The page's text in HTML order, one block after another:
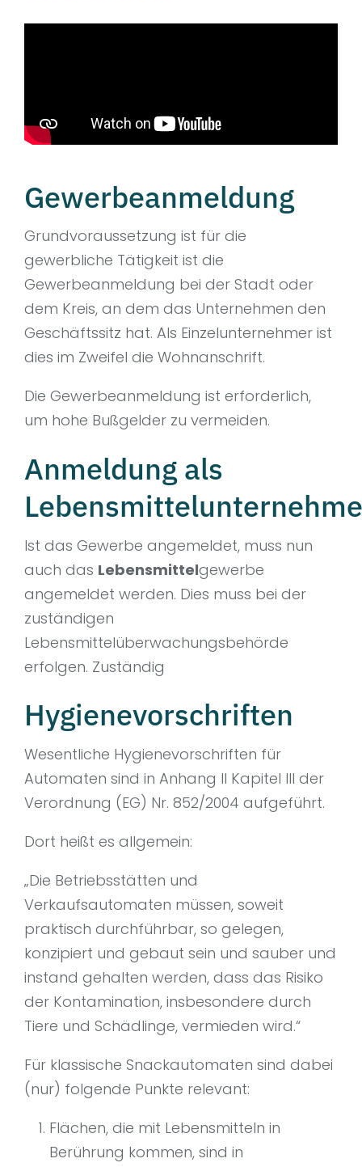
Gewerbeanmeldung
Grundvoraussetzung ist für die
gewerbliche Tätigkeit ist die
Gewerbeanmeldung bei der Stadt oder
dem Kreis, an dem das Unternehmen den
Geschäftssitz hat. Als Einzelunternehmer ist
dies im Zweifel die Wohnanschrift.
Die Gewerbeanmeldung ist erforderlich,
um hohe Bußgelder zu vermeiden.
Anmeldung als
Ist das Gewerbe angemeldet, muss nun
auch das Lebensmittelgewerbe
angemeldet werden. Dies muss bei der
zuständigen
Lebensmittelüberwachungsbehörde
erfolgen. Zuständig
Hygienevorschriften
Wesentliche Hygienevorschriften für
Automaten sind in Anhang II Kapitel III der
Verordnung (EG) Nr. 852/2004 aufgeführt.
Dort heißt es allgemein:
„Die Betriebsstätten und
Verkaufsautomaten müssen, soweit
praktisch durchführbar, so gelegen,
konzipiert und gebaut sein und sauber und
instand gehalten werden, dass das Risiko
der Kontamination, insbesondere durch
Tiere und Schädlinge, vermieden wird.“
Für klassische Snackautomaten sind dabei
(nur) folgende Punkte relevant:
Flächen, die mit Lebensmitteln in
Berührung kommen, sind in